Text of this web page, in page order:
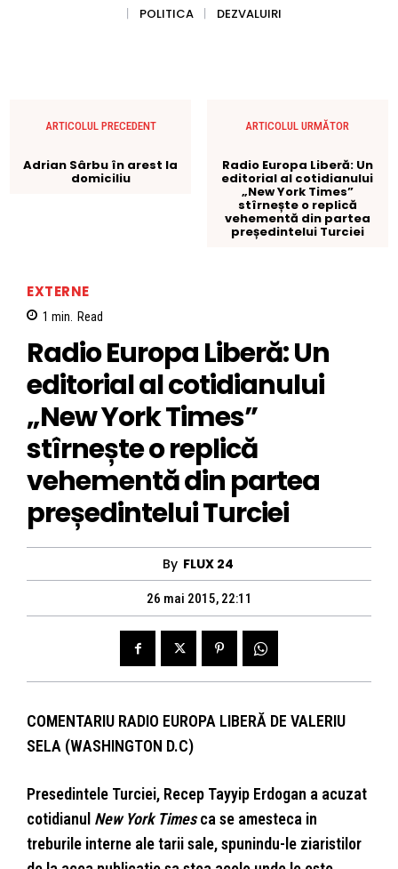
POLITICA
DEZVALUIRI
ARTICOLUL PRECEDENT
Adrian Sârbu în arest la
domiciliu
ARTICOLUL URMĂTOR
Radio Europa Liberă: Un
editorial al cotidianului
„New York Times”
stîrnește o replică
vehementă din partea
președintelui Turciei